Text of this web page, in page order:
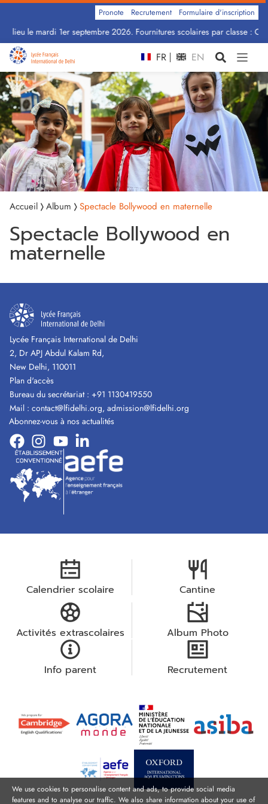
lieu le mardi 1er septembre 2026. Fournitures scolaires par classe :
Pronote Recrutement Formulaire d'inscription
FR EN
Accueil Album Spectacle Bollywood en maternelle
Spectacle Bollywood en
maternelle
Lycée Français International de Delhi
2, Dr APJ Abdul Kalam Rd,
New Delhi, 110011
Plan d'accès
Bureau du secrétariat : +91 1130419550
Mail : contact@lfidelhi.org, admission@lfidelhi.org
Abonnez-vous à nos actualités
Calendrier scolaire Cantine
Activités extrascolaires Album Photo
Info parent Recrutement
We use cookies to personalise content and ads, to provide social media
features and to analyse our traffic. We also share information about your use of